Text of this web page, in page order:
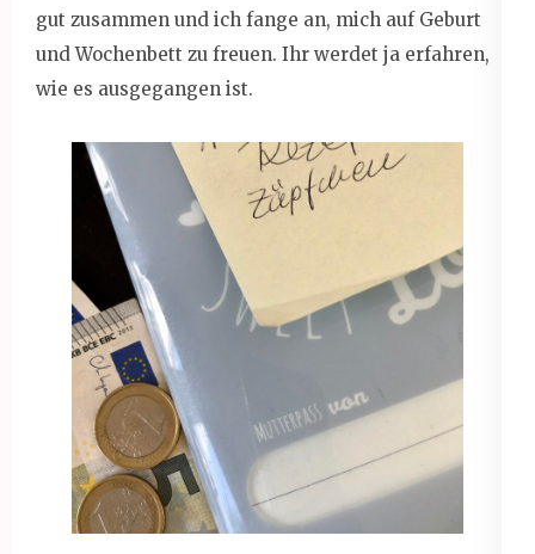
gut zusammen und ich fange an, mich auf Geburt
und Wochenbett zu freuen. Ihr werdet ja erfahren,
wie es ausgegangen ist.